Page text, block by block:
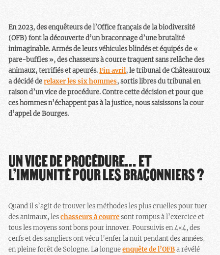
En 2023, des enquêteurs de l’Office français de la biodiversité
(OFB) font la découverte d’un braconnage d’une brutalité
inimaginable. Armés de leurs véhicules blindés et équipés de «
pare-buffles », des chasseurs à courre traquent sans relâche des
animaux, terrifiés et apeurés.Fin avril, le tribunal de Châteauroux
a décidé derelaxer les six hommes, sortis libres du tribunal en
raison d’un vice de procédure. Contre cette décision et pour que
ces hommes n’échappent pas à la justice, nous saisissons la cour
d’appel de Bourges.
UN VICE DE PROCÉDURE… ET
L’IMMUNITÉ POUR LES BRACONNIERS ?
Quand il s’agit de trouver les méthodes les plus cruelles pour tuer
des animaux, leschasseurs à courresont rompus à l’exercice et
tous les moyens sont bons pour innover. Poursuivis en 4×4, des
cerfs et des sangliers ont vécu l’enfer la nuit pendant des années,
en pleine forêt de Sologne. La longueenquête de l’OFBa révélé